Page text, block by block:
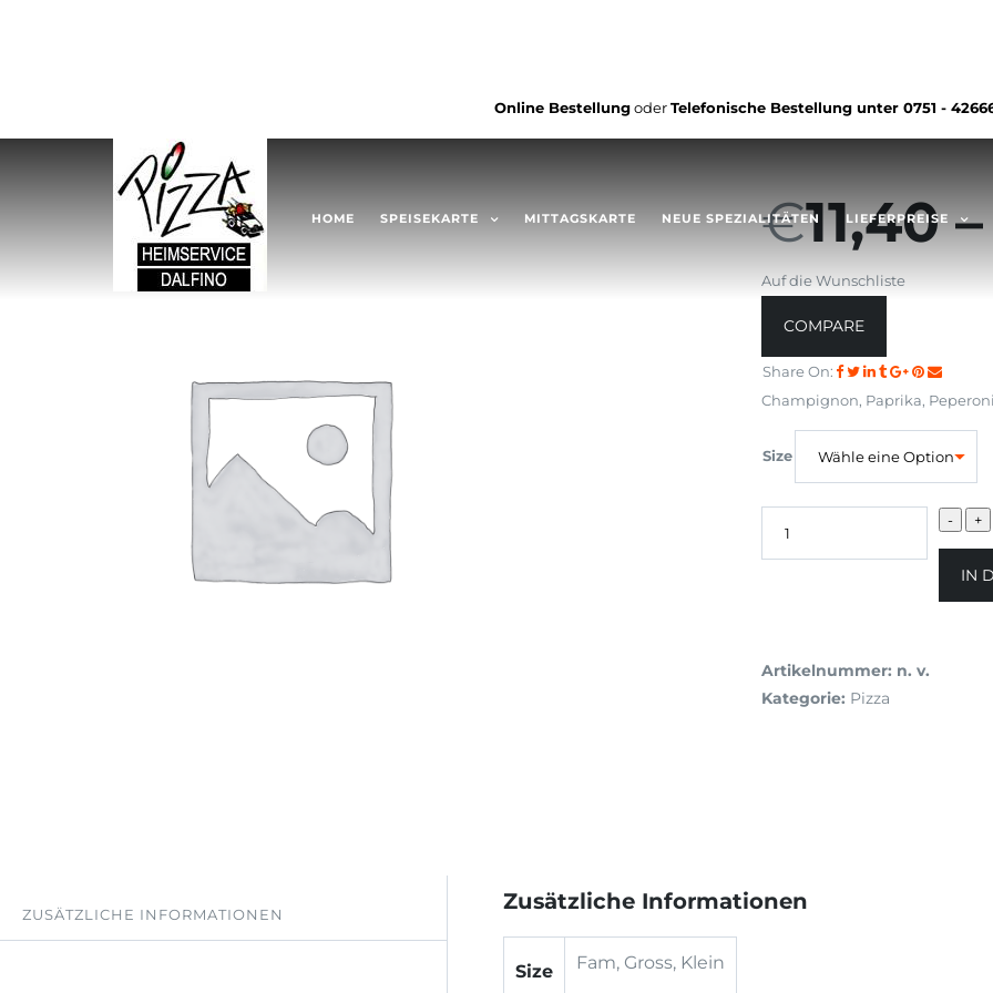
Online BestellungoderTelefonische Bestellung unter 0751 -
HOME SPEISEKARTE MITTAGSKARTE NEUE SPEZIALITÄTEN LIEFERPREISE
€11,40
Auf die Wunschliste
COMPARE
Share On:
Champignon, Paprika, Peperoni
Size
IN
Artikelnummer: n. v.
Kategorie: Pizza
ZUSÄTZLICHE INFORMATIONEN
Zusätzliche Informationen
Size Fam, Gross, Klein